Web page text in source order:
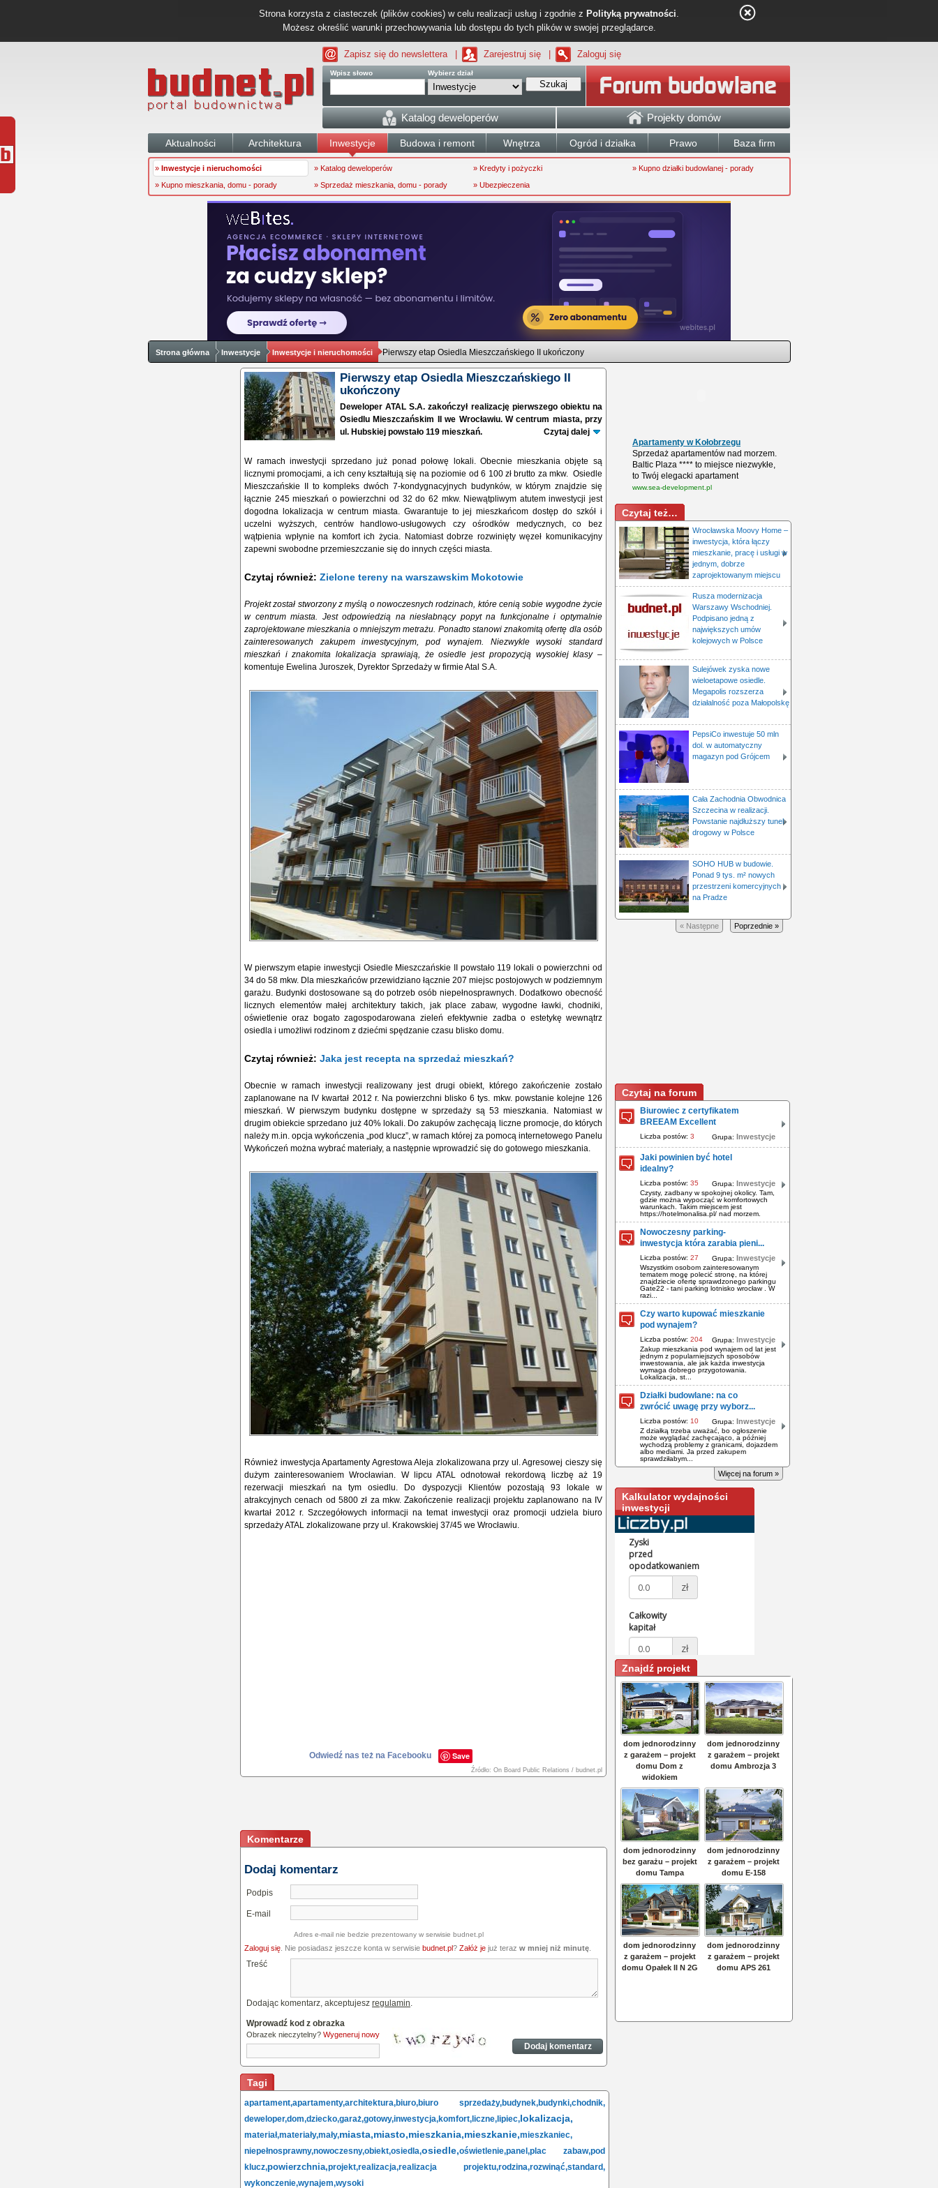
Strona korzysta z ciasteczek (plików cookies) w celu realizacji usług i zgodnie z Polityką prywatności.
Możesz określić warunki przechowywania lub dostępu do tych plików w swojej przeglądarce.
Zapisz się do newslettera Zarejestruj się Zaloguj się
Wpisz słowo Wybierz dział
Szukaj
Katalog deweloperów Projekty domów
Aktualności Architektura Inwestycje Budowa i remont Wnętrza Ogród i działka Prawo Baza firm
» Inwestycje i nieruchomości » Katalog deweloperów » Kredyty i pożyczki
» Kupno działki budowlanej - porady
» Kupno mieszkania, domu - porady
» Sprzedaż mieszkania, domu - porady » Ubezpieczenia
Strona główna Inwestycje Inwestycje i nieruchomości Pierwszy etap Osiedla Mieszczańskiego II ukończony
Pierwszy etap Osiedla Mieszczańskiego II
ukończony
Deweloper ATAL S.A. zakończył realizację pierwszego obiektu na
Osiedlu Mieszczańskim II we Wrocławiu. W centrum miasta, przy
ul. Hubskiej powstało 119 mieszkań.
Czytaj dalej
W ramach inwestycji sprzedano już ponad połowę lokali. Obecnie mieszkania objęte są
licznymi promocjami, a ich ceny kształtują się na poziomie od 6 100 zł brutto za mkw. Osiedle
Mieszczańskie II to kompleks dwóch 7-kondygnacyjnych budynków, w którym znajdzie się
łącznie 245 mieszkań o powierzchni od 32 do 62 mkw. Niewątpliwym atutem inwestycji jest
dogodna lokalizacja w centrum miasta. Gwarantuje to jej mieszkańcom dostęp do szkół i
uczelni wyższych, centrów handlowo-usługowych czy ośrodków medycznych, co bez
wątpienia wpłynie na komfort ich życia. Natomiast dobrze rozwinięty węzeł komunikacyjny
zapewni swobodne przemieszczanie się do innych części miasta.
Czytaj również: Zielone tereny na warszawskim Mokotowie
Projekt został stworzony z myślą o nowoczesnych rodzinach, które cenią sobie wygodne życie
w centrum miasta. Jest odpowiedzią na niesłabnący popyt na funkcjonalne i optymalnie
zaprojektowane mieszkania o mniejszym metrażu. Ponadto stanowi znakomitą ofertę dla osób
zainteresowanych zakupem inwestycyjnym, pod wynajem. Niezwykle wysoki standard
mieszkań i znakomita lokalizacja sprawiają, że osiedle jest propozycją wysokiej klasy –
komentuje Ewelina Juroszek, Dyrektor Sprzedaży w firmie Atal S.A.
W pierwszym etapie inwestycji Osiedle Mieszczańskie II
powstało 119 lokali o powierzchni od
34 do 58 mkw. Dla mieszkańców przewidziano łącznie 207 miejsc postojowych w podziemnym
garażu. Budynki dostosowane są do potrzeb osób niepełnosprawnych. Dodatkowo obecność
licznych elementów małej architektury takich, jak place zabaw, wygodne ławki, chodniki,
oświetlenie oraz bogato zagospodarowana zieleń efektywnie zadba o estetykę wewnątrz
osiedla i umożliwi rodzinom z dziećmi spędzanie czasu blisko domu.
Czytaj również: Jaka jest recepta na sprzedaż mieszkań?
Obecnie w ramach inwestycji realizowany jest drugi obiekt, którego zakończenie zostało
zaplanowane na IV kwartał 2012 r. Na powierzchni blisko 6 tys. mkw. powstanie kolejne 126
mieszkań. W pierwszym budynku dostępne w sprzedaży są 53 mieszkania. Natomiast w
drugim obiekcie sprzedano już 40% lokali. Do zakupów zachęcają liczne promocje, do których
należy m.in. opcja wykończenia „pod klucz”, w ramach której za pomocą internetowego Panelu
Wykończeń można wybrać materiały, a następnie wprowadzić się do gotowego mieszkania.
Również inwestycja Apartamenty Agrestowa Aleja zlokalizowana przy ul. Agresowej cieszy się
dużym zainteresowaniem Wrocławian. W lipcu ATAL odnotował rekordową liczbę aż 19
rezerwacji mieszkań na tym osiedlu. Do dyspozycji Klientów pozostają 93 lokale w
atrakcyjnych cenach od 5800 zł za mkw. Zakończenie realizacji projektu zaplanowano na IV
kwartał 2012 r. Szczegółowych informacji na temat inwestycji oraz promocji udziela biuro
sprzedaży ATAL zlokalizowane przy ul. Krakowskiej 37/45 we Wrocławiu.
Odwiedź nas też na Facebooku Save
Źródło: On Board Public Relations / budnet.pl
Komentarze
Dodaj komentarz
Podpis
E-mail
Adres e-mail nie bedzie prezentowany w serwisie budnet.pl
Zaloguj się . Nie posiadasz jeszcze konta w serwisie budnet.pl? Załóż je już teraz w mniej niż minutę
Treść
Dodając komentarz, akceptujesz regulamin.
Wprowadź kod z obrazka
Obrazek nieczytelny? Wygeneruj nowy
Tagi
apartament,apartamenty,architektura,biuro,biuro sprzedaży,budynek,budynki,chodnik,
deweloper,dom,dziecko,garaż,gotowy,inwestycja,komfort, liczne, lipiec,lokalizacja,
materiał,materiały,mały,miasta,miasto,mieszkania,mieszkanie,mieszkaniec,
niepełnosprawny,nowoczesny,obiekt,osiedla,osiedle,oświetlenie,panel,plac zabaw,pod
klucz,powierzchnia,projekt,realizacja,realizacja projektu,rodzina,rozwinąć,standard,
wykonczenie,wynajem,wysoki
Apartamenty w Kołobrzegu
Sprzedaż apartamentów nad morzem.
Baltic Plaza **** to miejsce niezwykłe,
to Twój elegacki apartament
www.sea-development.pl
Czytaj też…
Wrocławska Moovy Home –
inwestycja, która łączy
mieszkanie, pracę i usługi w
jednym, dobrze
zaprojektowanym miejscu
Rusza modernizacja
Warszawy Wschodniej.
Podpisano jedną z
największych umów
kolejowych w Polsce
Sulejówek zyska nowe
wieloetapowe osiedle.
Megapolis rozszerza
działalność poza Małopolskę
PepsiCo inwestuje 50 mln
dol. w automatyczny
magazyn pod Grójcem
Cała Zachodnia Obwodnica
Szczecina w realizacji.
Powstanie najdłuższy tunel
drogowy w Polsce
SOHO HUB w budowie.
Ponad 9 tys. m² nowych
przestrzeni komercyjnych
na Pradze
Poprzednie »
« Następne
Czytaj na forum
Biurowiec z certyfikatem
BREEAM Excellent
Liczba postów: 3 Grupa: Inwestycje
Jaki powinien być hotel
idealny?
Liczba postów: 35 Grupa: Inwestycje
Czysty, zadbany w spokojnej okolicy. Tam,
gdzie można wypocząć w komfortowych
warunkach. Takim miejscem jest
https://hotelmonalisa.pl/ nad morzem.
Nowoczesny parking-
inwestycja która zarabia pieni...
Liczba postów: 27 Grupa: Inwestycje
Wszystkim osobom zainteresowanym
tematem mogę polecić stronę, na której
znajdziecie ofertę sprawdzonego parkingu
Gate22 - tani parking lotnisko wrocław . W
razi...
Czy warto kupować mieszkanie
pod wynajem?
Liczba postów: 204 Grupa: Inwestycje
Zakup mieszkania pod wynajem od lat jest
jednym z popularniejszych sposobów
inwestowania, ale jak każda inwestycja
wymaga dobrego przygotowania.
Lokalizacja, st...
Działki budowlane: na co
zwrócić uwagę przy wyborz...
Liczba postów: 10 Grupa: Inwestycje
Z działką trzeba uważać, bo ogłoszenie
może wyglądać zachęcająco, a później
wychodzą problemy z granicami, dojazdem
albo mediami. Ja przed zakupem
sprawdziłabym...
Więcej na forum »
Kalkulator wydajności
inwestycji
Znajdź projekt